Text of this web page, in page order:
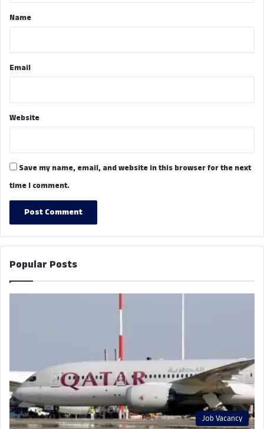
*Name
Email
Website
Save my name, email, and website in this browser for the next
time I comment.
Popular Posts
Job Vacancy